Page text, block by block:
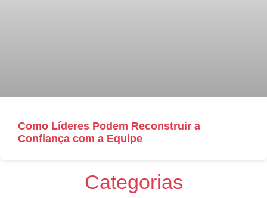
Como Líderes Podem Reconstruir a
Confiança com a Equipe
Categorias